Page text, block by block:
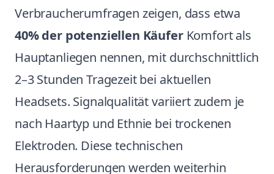
Verbraucherumfragen zeigen, dass etwa
40% der potenziellen KäuferKomfort als
Hauptanliegen nennen, mit durchschnittlich
2–3 Stunden Tragezeit bei aktuellen
Headsets. Signalqualität variiert zudem je
nach Haartyp und Ethnie bei trockenen
Elektroden. Diese technischen
Herausforderungen werden weiterhin